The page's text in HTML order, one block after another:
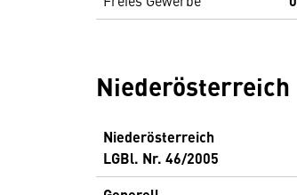
Niederösterreich
Niederösterreich
LGBl. Nr. 46/2005